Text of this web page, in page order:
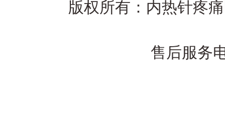
版权所有：内热针疼
售后服务